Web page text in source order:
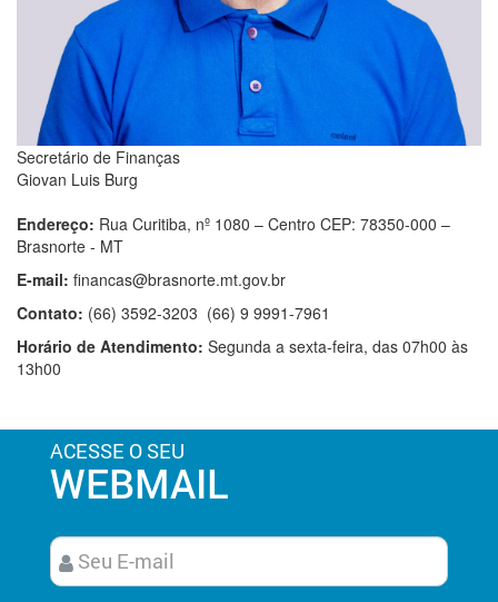
Secretário de Finanças
Giovan Luis Burg
Endereço: Rua Curitiba, nº 1080 – Centro CEP: 78350-000 –
Brasnorte - MT
E-mail: financas@brasnorte.mt.gov.br
Contato: (66) 3592-3203 (66) 9 9991-7961
Horário de Atendimento: Segunda a sexta-feira, das 07h00 às
13h00
ACESSE O SEU
WEBMAIL